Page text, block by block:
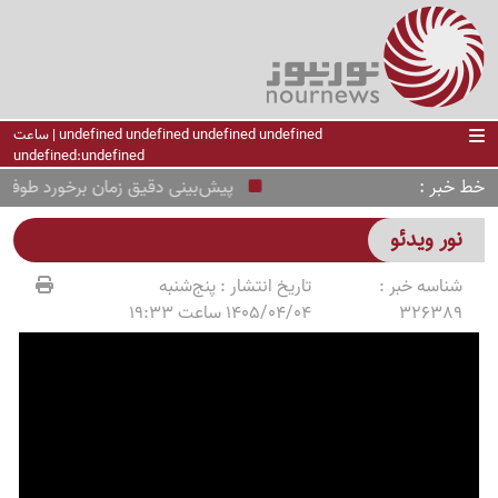
undefined undefined undefined undefined | ساعت
undefined:undefined
خط خبر پیش‌بینی دقیق زمان برخورد
نور ویدئو
شناسه خبر :
326389
تاریخ انتشار :پنج‌شنبه
1405/04/04 ساعت 19:33